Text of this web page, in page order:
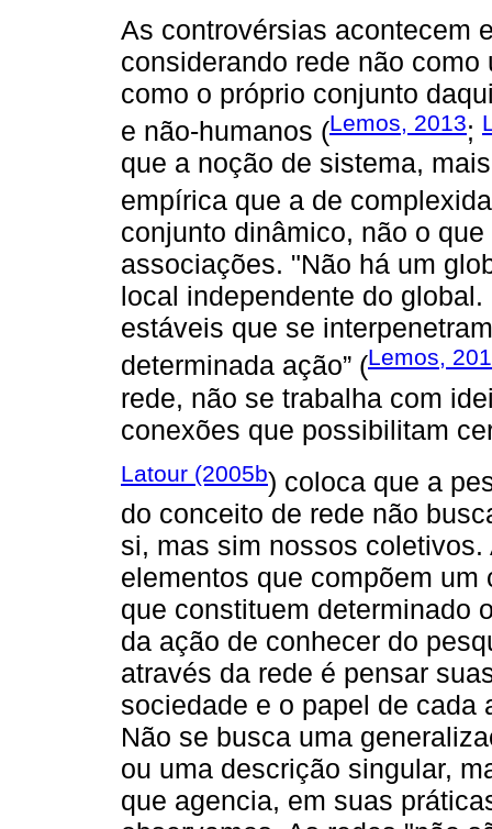
As controvérsias acontecem
considerando rede não
como o próprio conjunto
e não-humanos (Lemos, 2013;
que a noção de sistema,
empírica que a de
conjunto dinâmico, não o
associações. "Não há um
local independente do
estáveis que se
determinada ação” (Lemos,
rede, não se trabalha com
conexões que possibilitam
Latour (2005b) coloca que a
do conceito de rede não
si, mas sim nossos
elementos que compõem
que constituem determinado
da ação de conhecer do
através da rede é pensar
sociedade e o papel de cada
Não se busca uma
ou uma descrição singular,
que agencia, em suas